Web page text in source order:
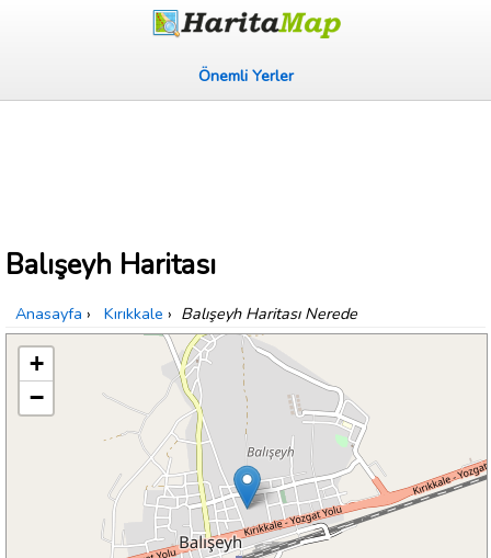
Önemli Yerler
Balışeyh Haritası
Anasayfa › Kırıkkale › Balışeyh Haritası Nerede
+
−